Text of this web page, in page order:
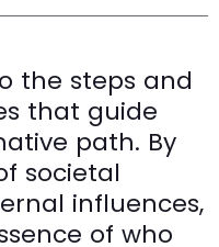
the steps and
that guide
path. By
societal
influences,
of who